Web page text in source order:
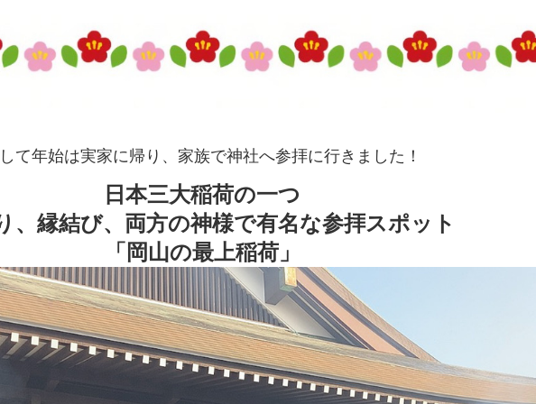
て年始は実家に帰り、家族で神社へ参拝に行きました！
日本三大稲荷の一つ
、縁結び、両方の神様で有名な参拝スポット
「岡山の最上稲荷」